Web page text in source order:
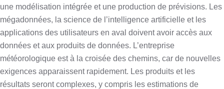
une modélisation intégrée et une production de prévisions. Les
mégadonnées, la science de l’intelligence artificielle et les
applications des utilisateurs en aval doivent avoir accès aux
données et aux produits de données. L’entreprise
météorologique est à la croisée des chemins, car de nouvelles
exigences apparaissent rapidement. Les produits et les
résultats seront complexes, y compris les estimations de